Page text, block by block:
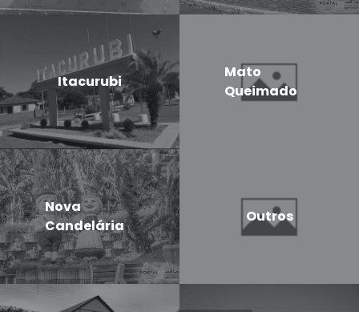
Itacurubi
Mato
Queimado
Nova
Candelária
Outros